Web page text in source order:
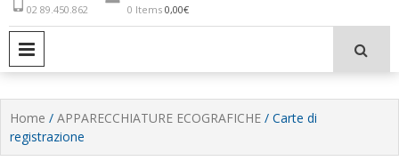
02 89.450.862
0 Items 0,00€
Home / APPARECCHIATURE ECOGRAFICHE / Carte di
registrazione